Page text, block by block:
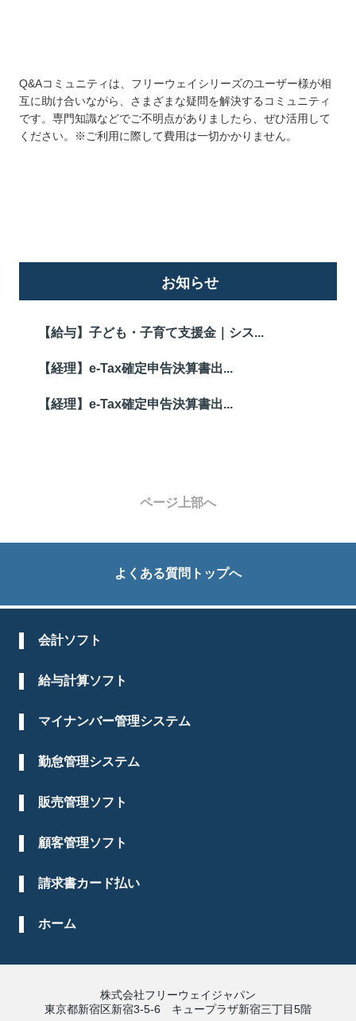
Q&Aコミュニティは、フリーウェイシリーズのユーザー様が相
互に助け合いながら、さまざまな疑問を解決するコミュニティ
です。専門知識などでご不明点がありましたら、ぜひ活用して
ください。※ご利用に際して費用は一切かかりません。
お知らせ
【給与】子ども・子育て支援金｜シス...
【経理】e-Tax確定申告決算書出...
【経理】e-Tax確定申告決算書出...
ページ上部へ
よくある質問トップへ
会計ソフト
給与計算ソフト
マイナンバー管理システム
勤怠管理システム
販売管理ソフト
顧客管理ソフト
請求書カード払い
ホーム
株式会社フリーウェイジャパン
東京都新宿区新宿3-5-6 キュープラザ新宿三丁目5階